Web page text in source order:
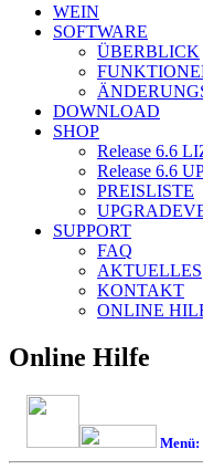
WEIN
SOFTWARE
ÜBERBLICK
DOWNLOAD
SHOP
Release 6.6
Release 6.6
PREISLISTE
SUPPORT
FAQ
AKTUELLES
KONTAKT
ONLINE
Online Hilfe
Menü: